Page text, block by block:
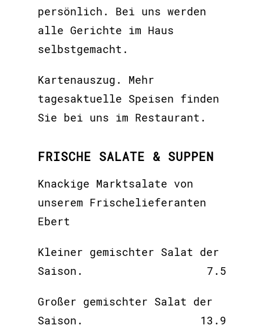
persönlich. Bei uns werden
alle Gerichte im Haus
selbstgemacht.
Kartenauszug. Mehr
tagesaktuelle Speisen finden
Sie bei uns im Restaurant.
FRISCHE SALATE & SUPPEN
Knackige Marktsalate von
unserem Frischelieferanten
Ebert
Kleiner gemischter Salat der
Saison.
7.5
Großer gemischter Salat der
Saison.
13.9